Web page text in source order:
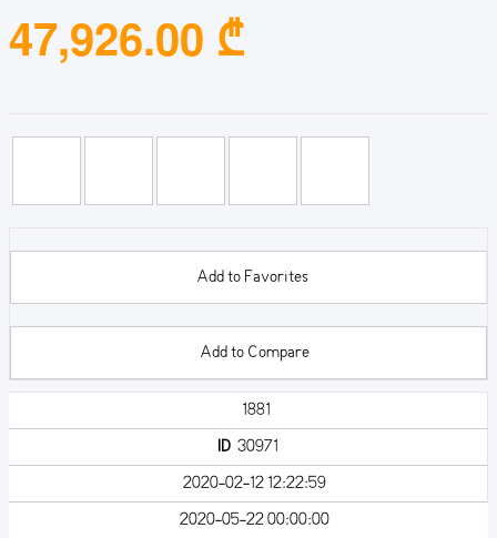
47,926.00 ₾
Add to Favorites
Add to Compare
1881
ID 30971
2020-02-12 12:22:59
2020-05-22 00:00:00